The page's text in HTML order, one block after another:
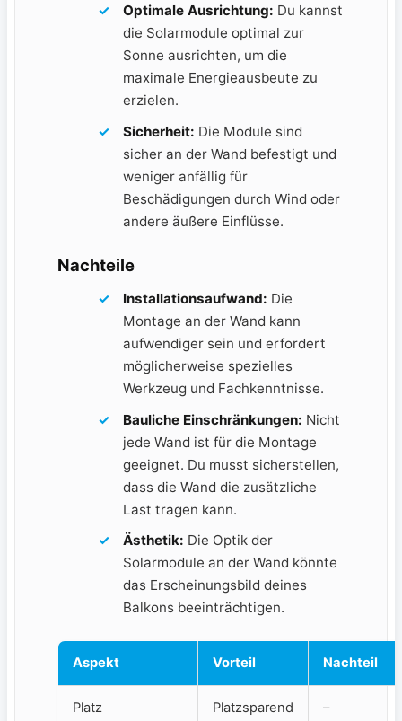
Optimale Ausrichtung: Du kannst
die Solarmodule​ optimal zur
Sonne ausrichten, um⁤ die‍
maximale Energieausbeute zu⁤
erzielen.
Sicherheit: Die Module ⁣sind
sicher an ⁣der Wand befestigt und
weniger anfällig für
Beschädigungen durch​ Wind oder
andere äußere Einflüsse.
Nachteile
Installationsaufwand: Die
‌Montage an der Wand ‌kann
aufwendiger sein und erfordert​
möglicherweise spezielles
‍Werkzeug und Fachkenntnisse.
Bauliche ⁤Einschränkungen: Nicht
jede​ Wand⁣ ist ⁤für die Montage
geeignet. Du musst sicherstellen,
dass⁣ die Wand die ⁣zusätzliche
Last tragen kann.
Ästhetik: Die Optik der
Solarmodule an der ​Wand könnte
‍das Erscheinungsbild deines
‍Balkons​ beeinträchtigen.
Aspekt Vorteil Nachteil
Platz Platzsparend –